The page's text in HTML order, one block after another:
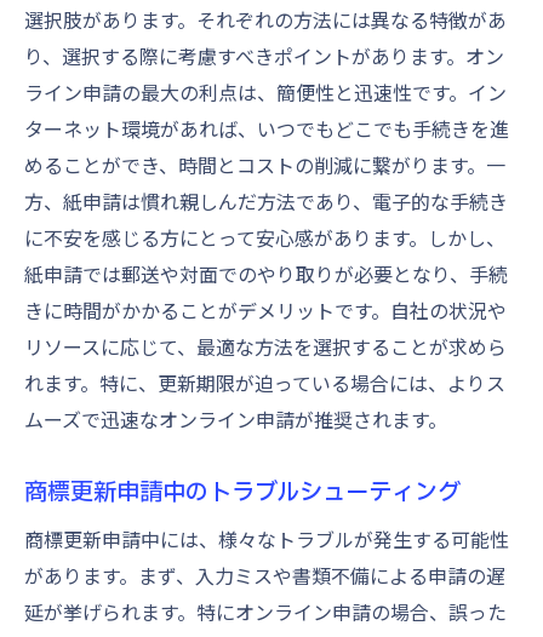
選択肢があります。それぞれの方法には異なる特徴があ
り、選択する際に考慮すべきポイントがあります。オン
ライン申請の最大の利点は、簡便性と迅速性です。イン
ターネット環境があれば、いつでもどこでも手続きを進
めることができ、時間とコストの削減に繋がります。一
方、紙申請は慣れ親しんだ方法であり、電子的な手続き
に不安を感じる方にとって安心感があります。しかし、
紙申請では郵送や対面でのやり取りが必要となり、手続
きに時間がかかることがデメリットです。自社の状況や
リソースに応じて、最適な方法を選択することが求めら
れます。特に、更新期限が迫っている場合には、よりス
ムーズで迅速なオンライン申請が推奨されます。
商標更新申請中のトラブルシューティング
商標更新申請中には、様々なトラブルが発生する可能性
があります。まず、入力ミスや書類不備による申請の遅
延が挙げられます。特にオンライン申請の場合、誤った